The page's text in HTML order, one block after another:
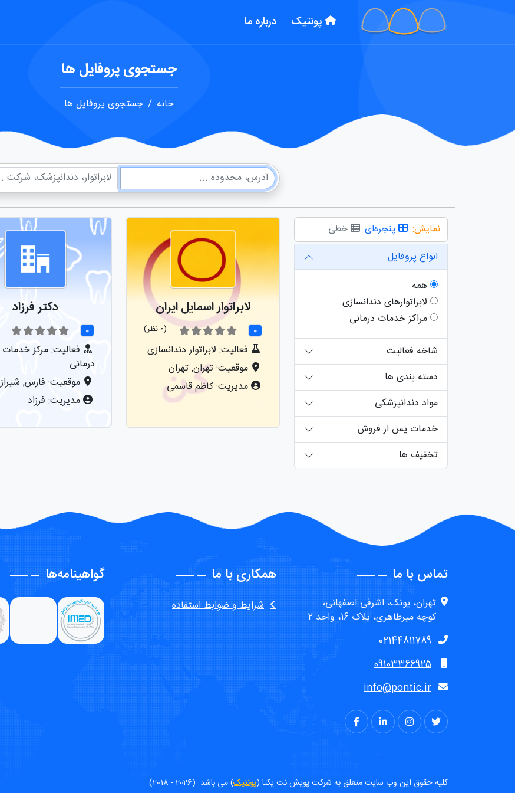
پونتیک درباره ما
جستجوی پروفایل ها
خانه جستجوی پروفایل ها
نمایش: پنجره‌ای
خطی
انواع پروفایل
همه
لابراتوارهای دندانسازی
مراکز خدمات درمانی
شاخه فعالیت
دسته بندی ها
مواد دندانپزشکی
خدمات پس از فروش
تخفیف ها
لابراتوار اسمایل ایران
0 (0 نظر)
فعالیت: لابراتوار دندانسازی
موقعیت: تهران, تهران
مدیریت: کاظم قاسمی
دکتر فرزاد
0
فعالیت: مرکز خدمات
درمانی
موقعیت: فارس, شیراز
مدیریت: فرزاد
تماس با ما
تهران، پونک، اشرفی اصفهانی،
کوچه ميرطاهری، پلاک 16، واحد 2
02144811789
09103366925
info@pontic.ir
همکاری با ما
شرایط و ضوابط استفاده
گواهینامه‌ها
کلیه حقوق این وب سایت متعلق به شرکت پویش نت یکتا (پونتیک) می باشد. (2026 - 2018)